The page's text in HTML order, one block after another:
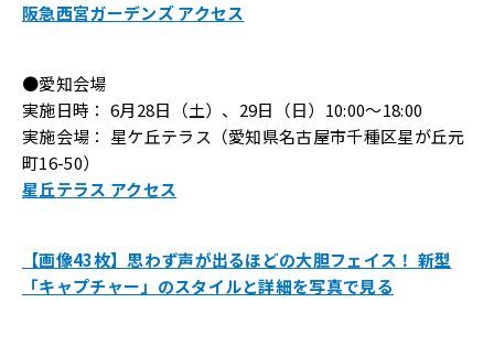
阪急西宮ガーデンズ アクセス
●愛知会場
実施日時： 6月28日（土）、29日（日）10:00～18:00
実施会場： 星ケ丘テラス（愛知県名古屋市千種区星が丘元
町16-50）
星丘テラス アクセス
【画像43枚】思わず声が出るほどの大胆フェイス！ 新型
「キャプチャー」のスタイルと詳細を写真で見る